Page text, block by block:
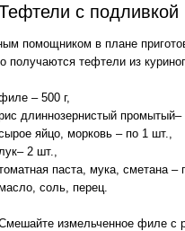
с подливкой
помощником в плане
получаются тефтели из
– 500 г,
длиннозернистый промытый–
яйцо, морковь – по 1 шт.,
лук– 2 шт.,
паста, мука, сметана –
соль, перец.
измельченное филе с